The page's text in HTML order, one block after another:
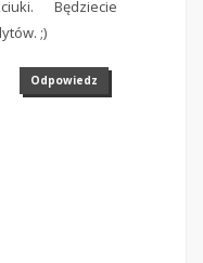
Będziecie
;)
Odpowiedz